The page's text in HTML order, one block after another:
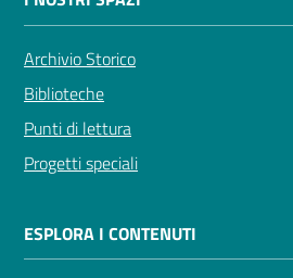
Archivio Storico
Biblioteche
Punti di lettura
Progetti speciali
ESPLORA I CONTENUTI